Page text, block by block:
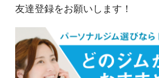
友達登録をお願いします！